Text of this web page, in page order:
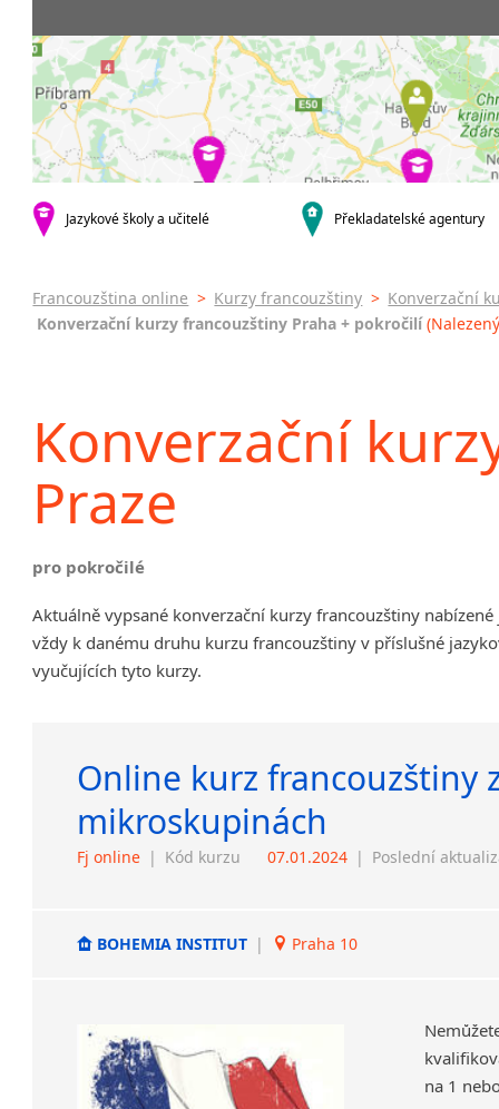
Brno
Plzeň
Karlovy Vary
malá města podle abecedy
Sedlčany
kurzy s
Online
Letní
20 a více hodin týdně
Večerní
Jazykové školy a učitelé Překladatelské agentury
Francouzština online > Kurzy francouzštiny > Konverzační
Konverzační kurzy francouzštiny Praha + pokročilí
Konverzační
Praze
pro pokročilé
Aktuálně vypsané konverzační kurzy francouzštiny
vždy k danému druhu kurzu francouzštiny v příslušné
vyučujících tyto kurzy.
Online kurz francouzštiny
mikroskupinách
Fj online | Kód kurzu 07.01.2024 | Poslední
BOHEMIA INSTITUT | Praha 10